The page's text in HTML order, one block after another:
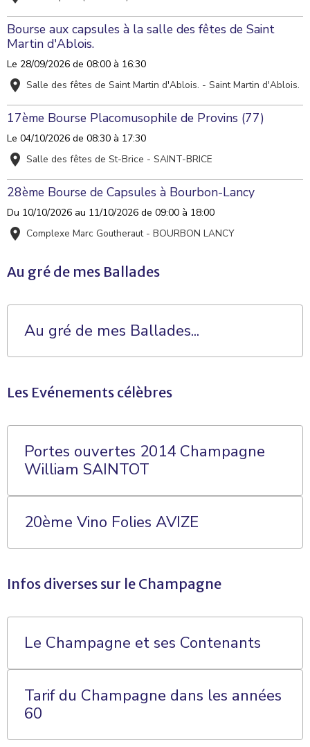
Bourse aux capsules à la salle des fêtes de Saint
Martin d'Ablois.
Le 28/09/2026 de 08:00 à 16:30
Salle des fêtes de Saint Martin d'Ablois. - Saint Martin d'Ablois.
17ème Bourse Placomusophile de Provins (77)
Le 04/10/2026 de 08:30 à 17:30
Salle des fêtes de St-Brice - SAINT-BRICE
28ème Bourse de Capsules à Bourbon-Lancy
Du 10/10/2026 au 11/10/2026 de 09:00 à 18:00
Complexe Marc Goutheraut - BOURBON LANCY
Au gré de mes Ballades
Au gré de mes Ballades...
Les Evénements célèbres
Portes ouvertes 2014 Champagne
William SAINTOT
20ème Vino Folies AVIZE
Infos diverses sur le Champagne
Le Champagne et ses Contenants
Tarif du Champagne dans les années
60